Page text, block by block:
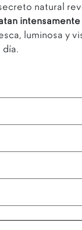
natural
luminosa y
día.